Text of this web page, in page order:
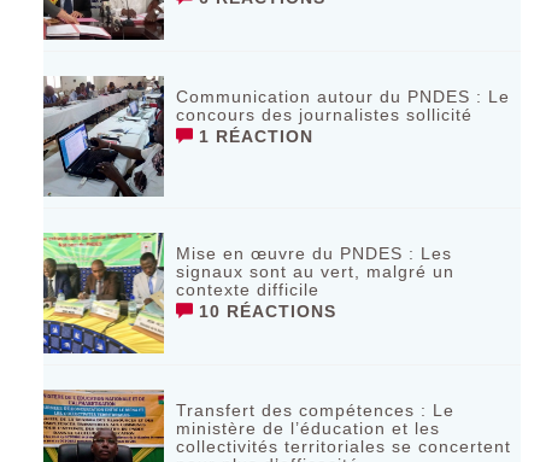
Communication autour du PNDES : Le
concours des journalistes sollicité
1 RÉACTION
Mise en œuvre du PNDES : Les
signaux sont au vert, malgré un
contexte difficile
10 RÉACTIONS
Transfert des compétences : Le
ministère de l’éducation et les
collectivités territoriales se concertent